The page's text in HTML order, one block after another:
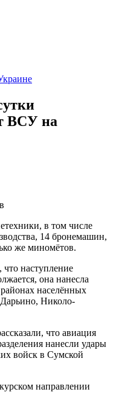
ВСУ на
в том числе
14 бронемашин,
же миномётов.
наступление
она нанесла
населённых
Николо-
что авиация
нанесли удары
войск в Сумской
направлении